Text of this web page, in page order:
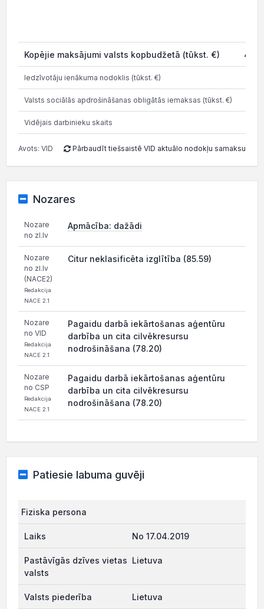
Kopējie maksājumi valsts kopbudžetā (tūkst. €)
Iedzīvotāju ienākuma nodoklis (tūkst. €)
Valsts sociālās apdrošināšanas obligātās iemaksas (tūkst. €)
Vidējais darbinieku skaits
Avots: VID Pārbaudīt tiešsaistē VID aktuālo nodokļu samaksu
Nozares
Nozare
no zl.lv
Apmācība: dažādi
Nozare
no zl.lv
(NACE2)
Redakcija
NACE 2.1
Citur neklasificēta izglītība (85.59)
Nozare
no VID
Redakcija
NACE 2.1
Pagaidu darbā iekārtošanas aģentūru
darbība un cita cilvēkresursu
nodrošināšana (78.20)
Nozare
no CSP
Redakcija
NACE 2.1
Pagaidu darbā iekārtošanas aģentūru
darbība un cita cilvēkresursu
nodrošināšana (78.20)
Patiesie labuma guvēji
Fiziska persona
No 17.04.2019
Lietuva
Lietuva